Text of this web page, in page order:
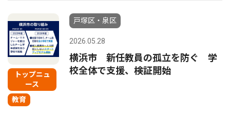
トップニュ
ース
教育
戸塚区・泉区
2026.05.28
横浜市 新任教員の孤立を防ぐ 学
校全体で支援、検証開始